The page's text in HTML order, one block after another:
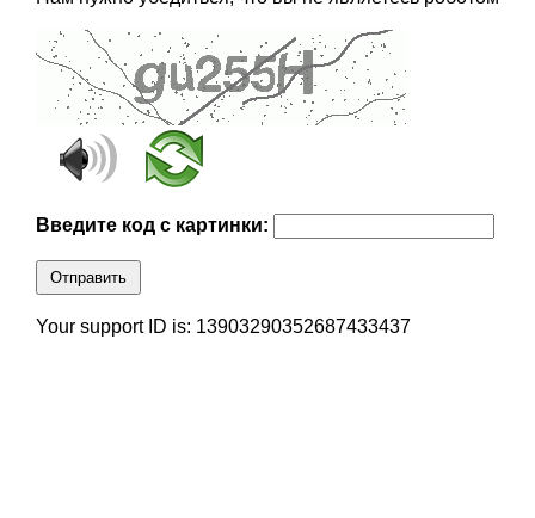
Введите код с картинки:
Отправить
Your support ID is: 13903290352687433437